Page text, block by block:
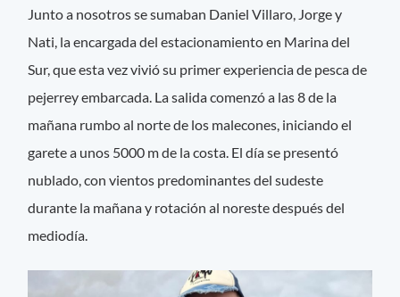
Junto a nosotros se sumaban Daniel Villaro, Jorge y
Nati, la encargada del estacionamiento en Marina del
Sur, que esta vez vivió su primer experiencia de pesca de
pejerrey embarcada. La salida comenzó a las 8 de la
mañana rumbo al norte de los malecones, iniciando el
garete a unos 5000 m de la costa. El día se presentó
nublado, con vientos predominantes del sudeste
durante la mañana y rotación al noreste después del
mediodía.